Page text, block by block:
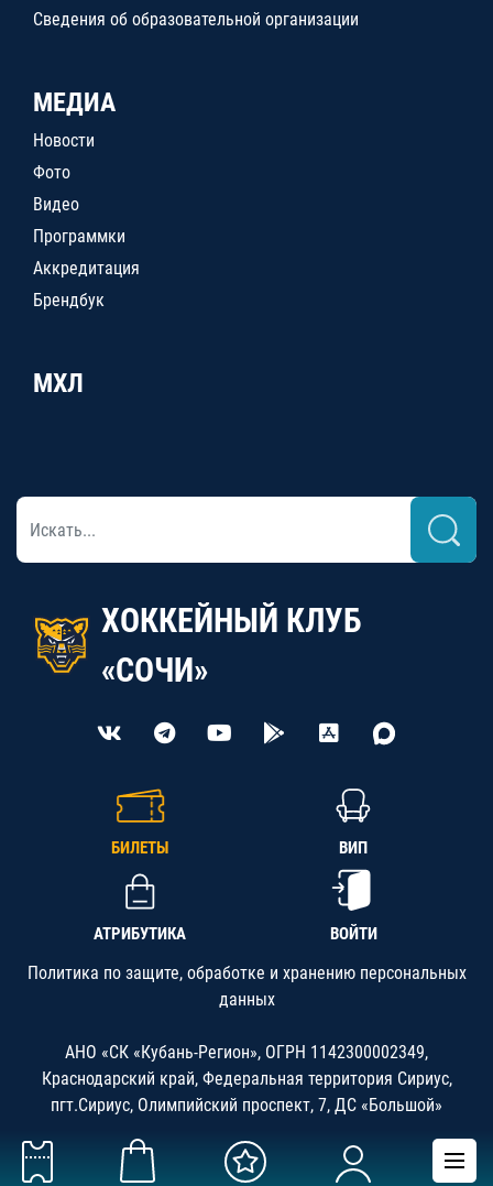
Сведения об образовательной организации
МЕДИА
Новости
Фото
Видео
Программки
Аккредитация
Брендбук
МХЛ
ХОККЕЙНЫЙ КЛУБ
«СОЧИ»
БИЛЕТЫ ВИП
АТРИБУТИКА ВОЙТИ
Политика по защите, обработке и хранению персональных
данных
АНО «СК «Кубань-Регион», ОГРН 1142300002349,
Краснодарский край, Федеральная территория Сириус,
пгт.Сириус, Олимпийский проспект, 7, ДС «Большой»